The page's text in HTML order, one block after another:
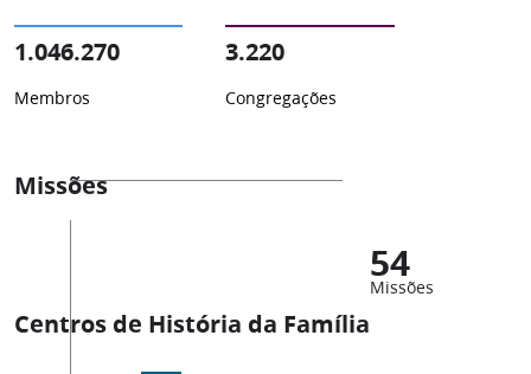
1.046.270
Membros
3.220
Congregações
Missões
54
Missões
Centros de História da Família